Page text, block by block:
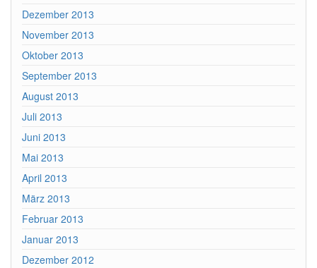
Dezember 2013
November 2013
Oktober 2013
September 2013
August 2013
Juli 2013
Juni 2013
Mai 2013
April 2013
März 2013
Februar 2013
Januar 2013
Dezember 2012